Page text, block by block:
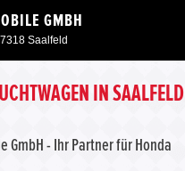
GMBH
Saalfeld
IN SAALFELD
GmbH - Ihr Partner für Honda